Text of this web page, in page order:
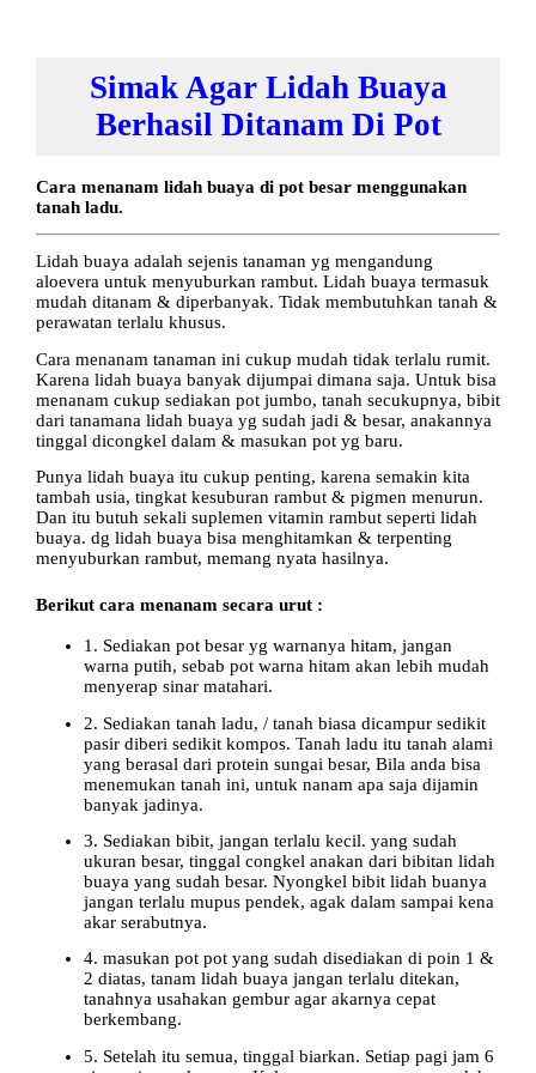
Simak Agar Lidah Buaya
Berhasil Ditanam Di Pot
Cara menanam lidah buaya di pot besar menggunakan
tanah ladu.
Lidah buaya adalah sejenis tanaman yg mengandung
aloevera untuk menyuburkan rambut. Lidah buaya termasuk
mudah ditanam & diperbanyak. Tidak membutuhkan tanah &
perawatan terlalu khusus.
Cara menanam tanaman ini cukup mudah tidak terlalu rumit.
Karena lidah buaya banyak dijumpai dimana saja. Untuk bisa
menanam cukup sediakan pot jumbo, tanah secukupnya, bibit
dari tanamana lidah buaya yg sudah jadi & besar, anakannya
tinggal dicongkel dalam & masukan pot yg baru.
Punya lidah buaya itu cukup penting, karena semakin kita
tambah usia, tingkat kesuburan rambut & pigmen menurun.
Dan itu butuh sekali suplemen vitamin rambut seperti lidah
buaya. dg lidah buaya bisa menghitamkan & terpenting
menyuburkan rambut, memang nyata hasilnya.
Berikut cara menanam secara urut :
1. Sediakan pot besar yg warnanya hitam, jangan
warna putih, sebab pot warna hitam akan lebih mudah
menyerap sinar matahari.
2. Sediakan tanah ladu, / tanah biasa dicampur sedikit
pasir diberi sedikit kompos. Tanah ladu itu tanah alami
yang berasal dari protein sungai besar, Bila anda bisa
menemukan tanah ini, untuk nanam apa saja dijamin
banyak jadinya.
3. Sediakan bibit, jangan terlalu kecil. yang sudah
ukuran besar, tinggal congkel anakan dari bibitan lidah
buaya yang sudah besar. Nyongkel bibit lidah buanya
jangan terlalu mupus pendek, agak dalam sampai kena
akar serabutnya.
4. masukan pot pot yang sudah disediakan di poin 1 &
2 diatas, tanam lidah buaya jangan terlalu ditekan,
tanahnya usahakan gembur agar akarnya cepat
berkembang.
5. Setelah itu semua, tinggal biarkan. Setiap pagi jam 6